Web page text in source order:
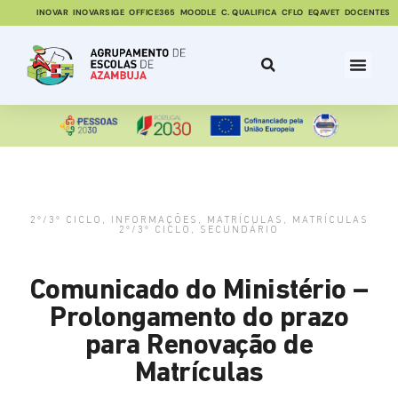
INOVAR INOVARSIGE OFFICE365 MOODLE C. QUALIFICA CFLO EQAVET DOCENTES
2º/3º CICLO , INFORMAÇÕES , MATRÍCULAS ,
MATRÍCULAS
2º/3º CICLO , SECUNDÁRIO
Comunicado do Ministério –
Prolongamento do prazo
para Renovação de
Matrículas